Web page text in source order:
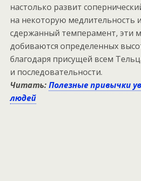
настолько развит
на некоторую медлительность
сдержанный темперамент, эти
добиваются определенных
благодаря присущей всем
и последовательности.
Читать:Полезные привычки
людей